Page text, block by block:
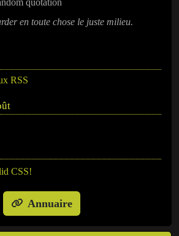
en toute chose le juste milieu.
RSS
Annuaire